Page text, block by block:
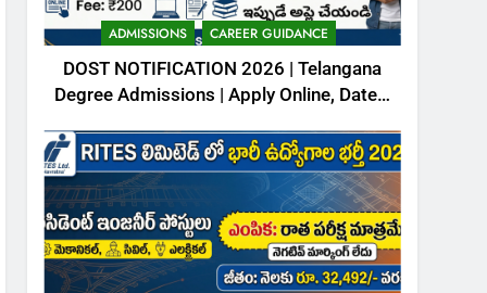
– Download free PDFs
CURRENT AFFAIRS
7
Animalia Classification –
ఆనిమేలియ- వర్గీకరణ
ZOOLOGY
8
Kingdom Animalia –
Introduction
CAREER GUIDANCE ZOOLOGY
ADMISSIONS CAREER GUIDANCE
DOST NOTIFICATION 2026 | Telangana
Degree Admissions | Apply Online, Dates,